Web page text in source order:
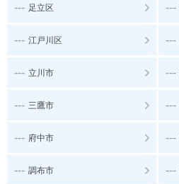
--- 足立区 ---
--- 江戸川区 ---
--- 立川市 ---
--- 三鷹市 ---
--- 府中市 ---
--- 調布市 ---